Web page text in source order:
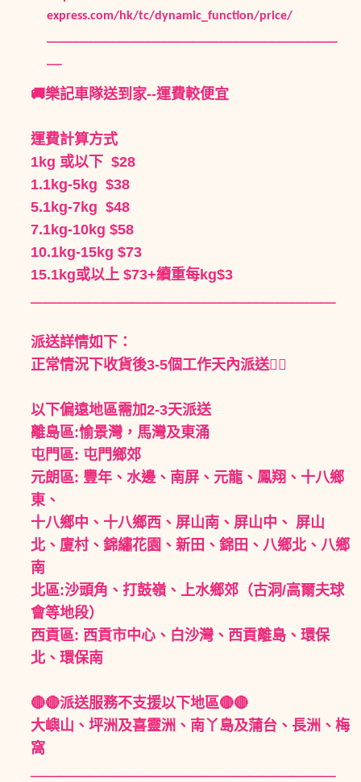
express.com/hk/tc/dynamic_function/price/
＿＿＿＿＿＿＿＿＿＿＿＿＿＿＿＿＿＿＿＿
＿
🚚樂記車隊送到家--運費較便宜
運費計算方式
1kg 或以下 $28
1.1kg-5kg $38
5.1kg-7kg $48
7.1kg-10kg $58
10.1kg-15kg $73
15.1kg或以上 $73+續重每kg$3
派送詳情如下：
正常情況下收貨後3-5個工作天內派送👍🏻
以下偏遠地區需加2-3天派送
離島區:愉景灣，馬灣及東涌
屯門區: 屯門鄉郊
元朗區: 豐年、水邊、南屏、元龍、鳳翔、十八鄉
東、
十八鄉中、十八鄉西、屏山南、屏山中、 屏山
北、廈村、錦繡花園、新田、錦田、八鄉北、八鄉
南
北區:沙頭角、打鼓嶺、上水鄉郊（古洞/高爾夫球
會等地段）
西貢區: 西貢市中心、白沙灣、西貢離島、環保
北、環保南
🔴🔴派送服務不支援以下地區🔴🔴
大嶼山、坪洲及喜靈洲、南丫島及蒲台、長洲、梅
窩